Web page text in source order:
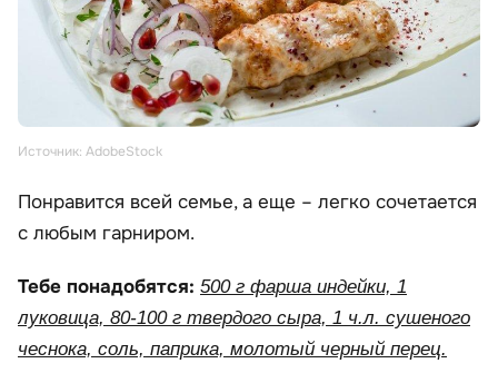
Источник: AdobeStock
Понравится всей семье, а еще – легко сочетается
с любым гарниром.
Тебе понадобятся: 500 г фарша индейки, 1
луковица, 80-100 г твердого сыра, 1 ч.л. сушеного
чеснока, соль, паприка, молотый черный перец.